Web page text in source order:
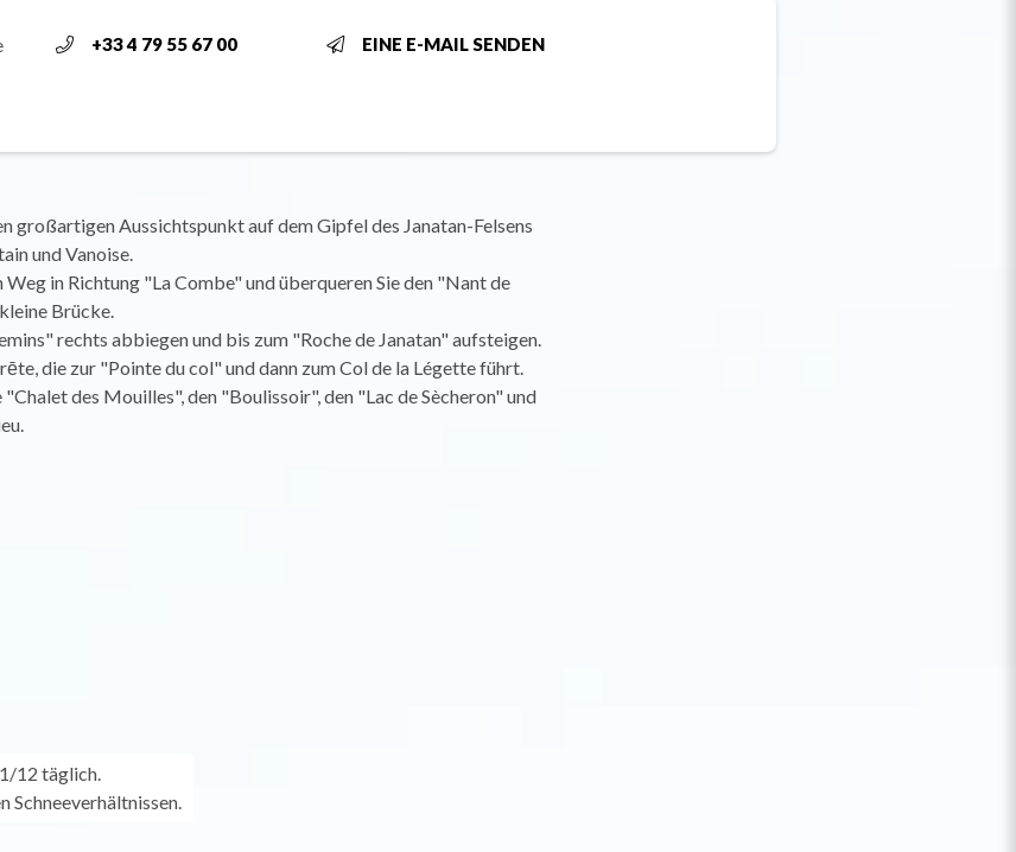
+33 4 79 55 67 00 EINE E-MAIL SENDEN
großartigen Aussichtspunkt auf dem Gipfel des Janatan-Felsens
und Vanoise.
Weg in Richtung "La Combe" und überqueren Sie den "Nant de
Brücke.
rechts abbiegen und bis zum "Roche de Janatan" aufsteigen.
die zur "Pointe du col" und dann zum Col de la Légette führt.
des Mouilles", den "Boulissoir", den "Lac de Sècheron" und
12 täglich.
Schneeverhältnissen.